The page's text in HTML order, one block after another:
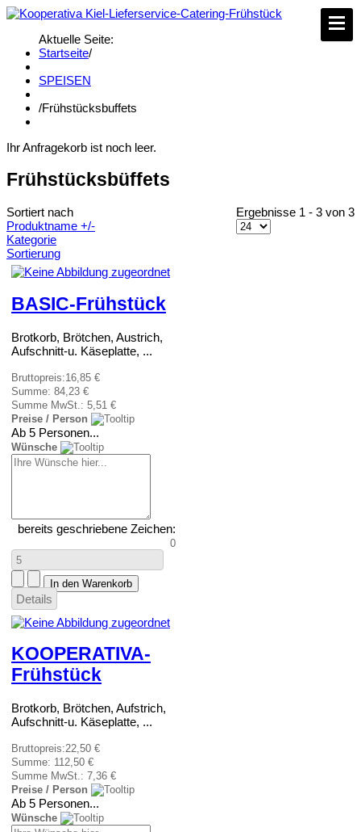
Aktuelle Seite:
Startseite/
SPEISEN
/Frühstücksbuffets
Ihr Anfragekorb ist noch leer.
Frühstücksbüffets
Sortiert nach
Produktname +/-
Kategorie
Sortierung
Ergebnisse 1 - 3 von 3
BASIC-Frühstück
Brotkorb, Brötchen, Austrich,
Aufschnitt-u. Käseplatte, ...
Bruttopreis:16,85 €
Summe: 84,23 €
Summe MwSt.: 5,51 €
Preise / Person
Ab 5 Personen...
Wünsche
bereits geschriebene Zeichen:
0
Details
KOOPERATIVA-
Frühstück
Brotkorb, Brötchen, Aufstrich,
Aufschnitt-u. Käseplatte, ...
Bruttopreis:22,50 €
Summe: 112,50 €
Summe MwSt.: 7,36 €
Preise / Person
Ab 5 Personen...
Wünsche